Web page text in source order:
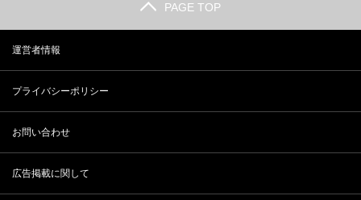
PAGE TOP
運営者情報
プライバシーポリシー
お問い合わせ
広告掲載に関して